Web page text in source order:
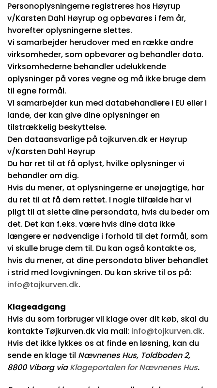
Personoplysningerne registreres hos Høyrup
v/Karsten Dahl Høyrup og opbevares i fem år,
hvorefter oplysningerne slettes.
Vi samarbejder herudover med en række andre
virksomheder, som opbevarer og behandler data.
Virksomhederne behandler udelukkende
oplysninger på vores vegne og må ikke bruge dem
til egne formål.
Vi samarbejder kun med databehandlere i EU eller i
lande, der kan give dine oplysninger en
tilstrækkelig beskyttelse.
Den dataansvarlige på tojkurven.dk er Høyrup
v/Karsten Dahl Høyrup
Du har ret til at få oplyst, hvilke oplysninger vi
behandler om dig.
Hvis du mener, at oplysningerne er unøjagtige, har
du ret til at få dem rettet. I nogle tilfælde har vi
pligt til at slette dine persondata, hvis du beder om
det. Det kan f.eks. være hvis dine data ikke
længere er nødvendige i forhold til det formål, som
vi skulle bruge dem til. Du kan også kontakte os,
hvis du mener, at dine persondata bliver behandlet
i strid med lovgivningen. Du kan skrive til os på:
info@tojkurven.dk.
Klageadgang
Hvis du som forbruger vil klage over dit køb, skal du
kontakte Tøjkurven.dk via mail: info@tojkurven.dk.
Hvis det ikke lykkes os at finde en løsning, kan du
sende en klage til Nævnenes Hus, Toldboden 2,
8800 Viborg viaKlageportalen for Nævnenes Hus.